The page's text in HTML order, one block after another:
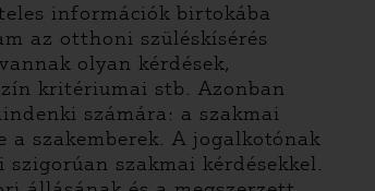
információk birtokába
az otthoni szüléskísérés
olyan kérdések,
kritériumai stb. Azonban
számára: a szakmai
szakemberek. A jogalkotónak
szakmai kérdésekkel.